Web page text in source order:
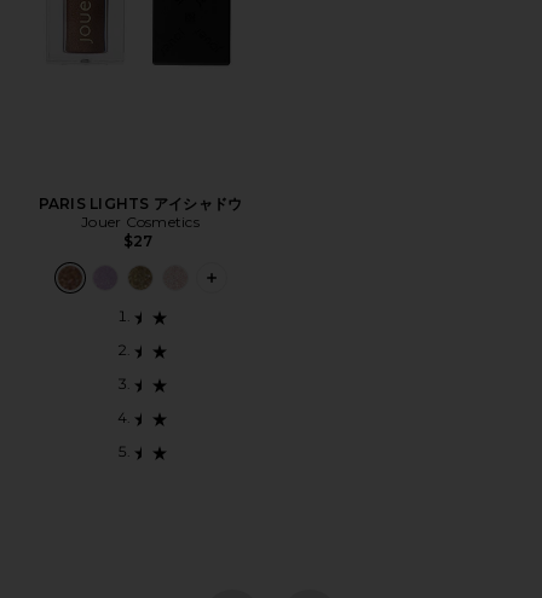
PARIS LIGHTS アイシャドウ
Jouer Cosmetics
$27
PLUS ICON TO SEE MORE OPTIONS